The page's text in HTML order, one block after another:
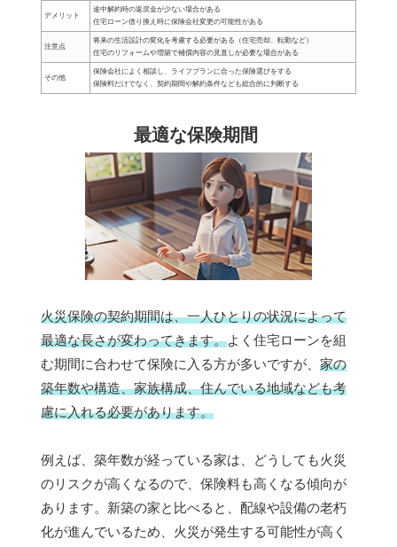
デメリット
途中解約時の返戻金が少ない場合がある
住宅ローン借り換え時に保険会社変更の可能性がある
注意点
将来の生活設計の変化を考慮する必要がある（住宅売却、転勤など）
住宅のリフォームや増築で補償内容の見直しが必要な場合がある
その他
保険会社によく相談し、ライフプランに合った保険選びをする
保険料だけでなく、契約期間や解約条件なども総合的に判断する
最適な保険期間
火災保険の契約期間は、一人ひとりの状況によって
最適な長さが変わってきます。よく住宅ローンを組
む期間に合わせて保険に入る方が多いですが、 家の
築年数や構造、家族構成、住んでいる地域なども考
慮に入れる必要があります。
例えば、築年数が経っている家は、どうしても火災
のリスクが高くなるので、保険料も高くなる傾向が
あります。新築の家と比べると、配線や設備の老朽
化が進んでいるため、火災が発生する可能性が高く